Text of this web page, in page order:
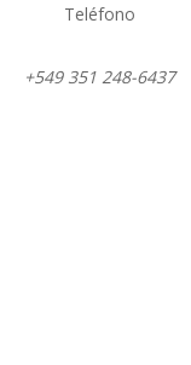
Teléfono
+549 351 248-6437